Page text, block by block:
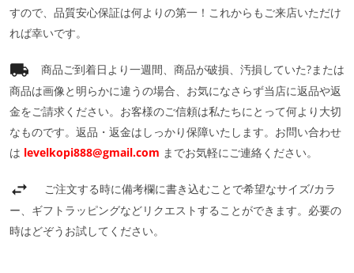
すので、品質安心保証は何よりの第一！これからもご来店いただけ
れば幸いです。
商品ご到着日より一週間、商品が破損、汚損していた?または
商品は画像と明らかに違うの場合、お気になさらず当店に返品や返
金をご請求ください。お客様のご信頼は私たちにとって何より大切
なものです。返品・返金はしっかり保障いたします。お問い合わせ
は levelkopi888@gmail.com までお気軽にご連絡ください。
ご注文する時に備考欄に書き込むことで希望なサイズ/カラ
ー、ギフトラッピングなどリクエストすることができます。必要の
時はどぞうお試してください。